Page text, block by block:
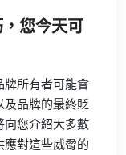
您今天可
牌所有者可能會
及品牌的最終貶
向您介紹大多數
對這些威脅的